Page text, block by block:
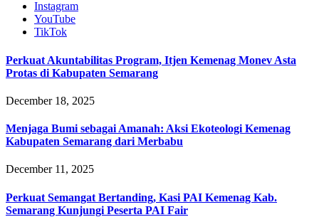
Instagram
YouTube
TikTok
Perkuat Akuntabilitas Program, Itjen Kemenag Monev Asta
Protas di Kabupaten Semarang
December 18, 2025
Menjaga Bumi sebagai Amanah: Aksi Ekoteologi Kemenag
Kabupaten Semarang dari Merbabu
December 11, 2025
Perkuat Semangat Bertanding, Kasi PAI Kemenag Kab.
Semarang Kunjungi Peserta PAI Fair